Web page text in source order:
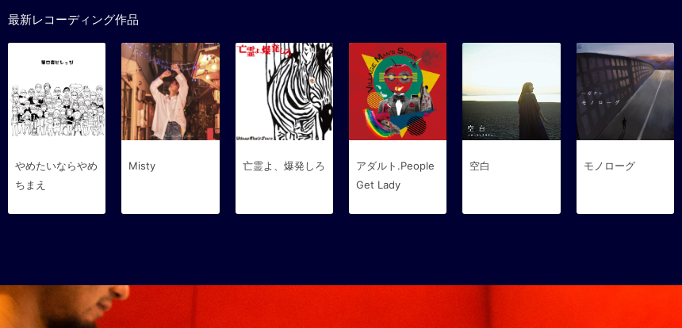
最新レコーディング作品
やめたいならやめ
ちまえ
Misty 亡霊よ、爆発しろ
アダルト.People
Get Lady
空白 モノローグ